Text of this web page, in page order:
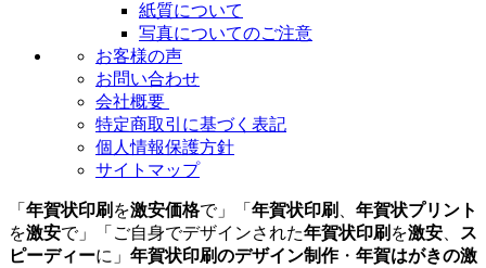
紙質について
写真についてのご注意
お客様の声
お問い合わせ
会社概要
特定商取引に基づく表記
個人情報保護方針
サイトマップ
「 年賀状印刷 を激安価格で」「 年賀状印刷
年賀状プリント
を激安で」「ご自身でデザインされた年賀状印刷 を激安
ス
ピーディーに」 年賀状印刷のデザイン制作・ 年賀はがきの激